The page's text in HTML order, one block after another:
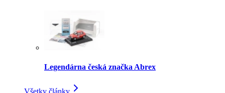
Legendárna česká značka Abrex